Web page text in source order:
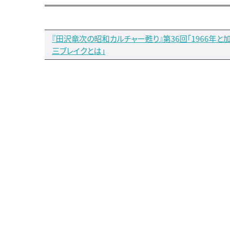
『田沢竜次の昭和カルチャー甦り』第36回「1966年と
三ブレイクとは」